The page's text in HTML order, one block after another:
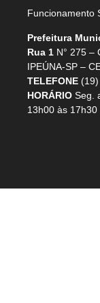
Funcionamento
Prefeitura
Rua 1 N° 275 –
IPEÚNA-SP –
TELEFONE
HORÁRIO Seg.
13h00 às 17h30